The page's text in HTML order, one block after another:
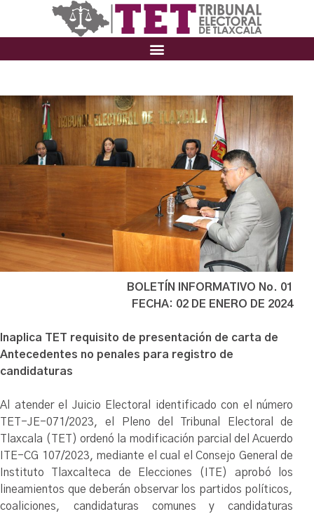
BOLETÍN INFORMATIVO No. 01
FECHA: 02 DE ENERO DE 2024
Inaplica TET requisito de presentación de carta de
Antecedentes no penales para registro de
candidaturas
Al atender el Juicio Electoral identificado con el número
TET-JE-071/2023, el Pleno del Tribunal Electoral de
Tlaxcala (TET) ordenó la modificación parcial del Acuerdo
ITE-CG 107/2023, mediante el cual el Consejo General de
Instituto Tlaxcalteca de Elecciones (ITE) aprobó los
lineamientos que deberán observar los partidos políticos,
coaliciones, candidaturas comunes y candidaturas